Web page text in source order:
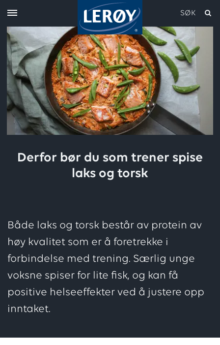
SØK
Derfor bør du som trener spise
laks og torsk
Både laks og torsk består av protein av
høy kvalitet som er å foretrekke i
forbindelse med trening. Særlig unge
voksne spiser for lite fisk, og kan få
positive helseeffekter ved å justere opp
inntaket.